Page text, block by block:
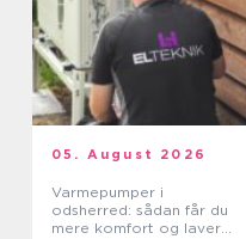
05. August 2026
Varmepumper i
odsherred: sådan får du
mere komfort og lavere